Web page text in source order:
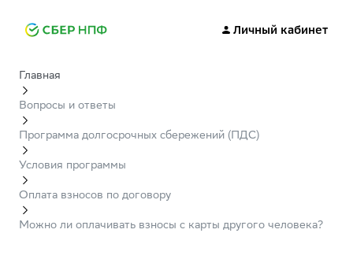
Личный кабинет
Главная
Вопросы и ответы
Программа долгосрочных сбережений (ПДС)
Условия программы
Оплата взносов по договору
Можно ли оплачивать взносы с карты другого человека?